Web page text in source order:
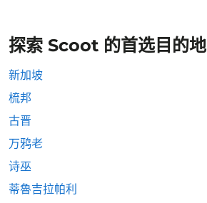
探索 Scoot 的首选目的地
新加坡
梳邦
古晋
万鸦老
诗巫
蒂魯吉拉帕利